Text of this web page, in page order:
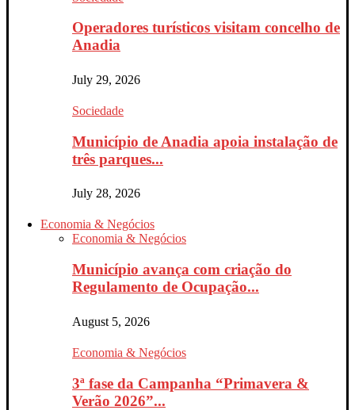
Operadores turísticos visitam concelho de
Anadia
July 29, 2026
Sociedade
Município de Anadia apoia instalação de
três parques...
July 28, 2026
Economia & Negócios
Economia & Negócios
Município avança com criação do
Regulamento de Ocupação...
August 5, 2026
Economia & Negócios
3ª fase da Campanha “Primavera &
Verão 2026”...